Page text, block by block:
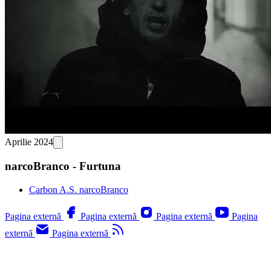
Aprilie 2024
narcoBranco - Furtuna
Carbon A.S. narcoBranco
Pagina externă Pagina externă Pagina externă
Pagina
externă
Pagina externă